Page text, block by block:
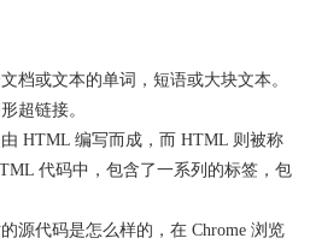
档或文本的单词，短语或大块文本。
超链接。
HTML 编写而成，而 HTML 则被称
代码中，包含了一系列的标签，包
源代码是怎么样的，在 Chrome 浏览